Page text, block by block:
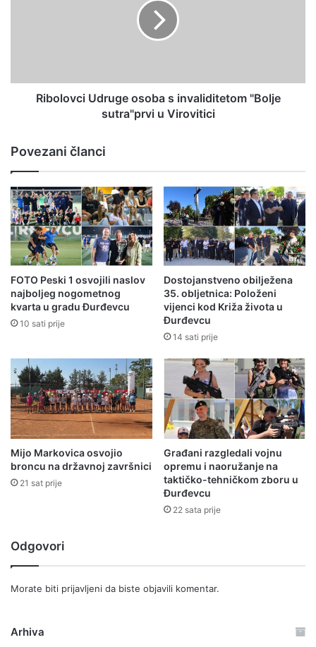
Ribolovci Udruge osoba s invaliditetom "Bolje
sutra"prvi u Virovitici
Povezani članci
FOTO Peski 1 osvojili naslov
najboljeg nogometnog
kvarta u gradu Đurđevcu
10 sati prije
Dostojanstveno obilježena
35. obljetnica: Položeni
vijenci kod Križa života u
Đurđevcu
14 sati prije
Mijo Markovica osvojio
broncu na državnoj završnici
21 sat prije
Građani razgledali vojnu
opremu i naoružanje na
taktičko-tehničkom zboru u
Đurđevcu
22 sata prije
Odgovori
Morate biti prijavljeni da biste objavili komentar.
Arhiva